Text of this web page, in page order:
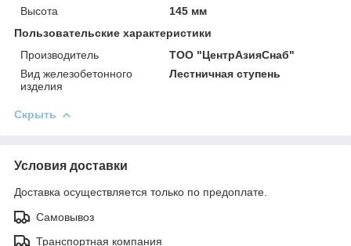
Высота
145 мм
Пользовательские характеристики
Производитель
ТОО "ЦентрАзияСнаб"
Вид железобетонного
изделия
Лестничная ступень
Скрыть
Условия доставки
Доставка осуществляется только по предоплате.
Самовывоз
Транспортная компания